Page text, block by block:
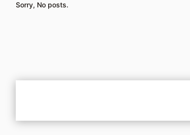
Sorry, No posts.